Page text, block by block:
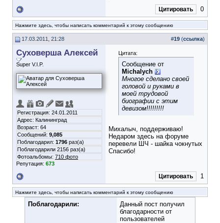
Цитировать 0
Нажмите здесь, чтобы написать комментарий к этому сообщению
17.03.2011, 21:28 #19 (ссылка)
Суховерша Алексей
Super V.I.P.
Регистрация: 24.01.2011
Адрес: Калининград
Возраст: 64
Сообщений: 9,085
Поблагодарил: 1796 раз(а)
Поблагодарили 2156 раз(а)
Фотоальбомы: 710 фото
Репутация: 673
Цитата:
Сообщение от
Michalych
Многое сделано своей
головой и руками в
моей трудовой
биографии с этим
девизом!!!!!!!!!
Михалыч, поддерживаю!
Недаром здесь на форуме
перевели ШЧ - шайка чокнутых
Спасибо!
Цитировать 1
Нажмите здесь, чтобы написать комментарий к этому сообщению
Поблагодарили:
Данный пост получил
благодарности от
пользователей